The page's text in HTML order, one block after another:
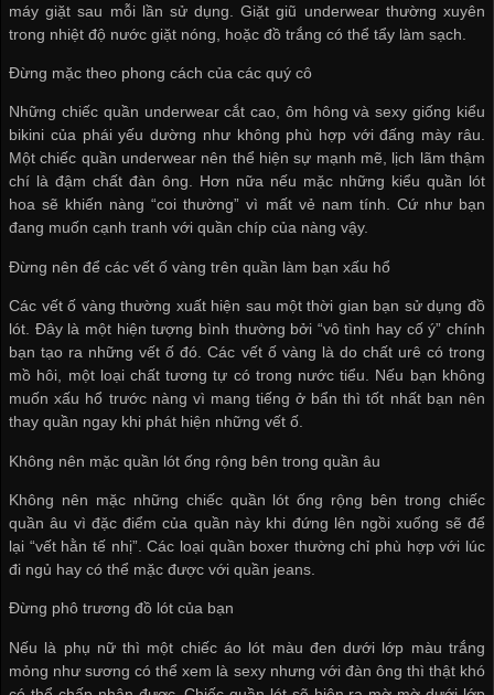
máy giặt sau mỗi lần sử dụng. Giặt giũ underwear thường xuyên
trong nhiệt độ nước giặt nóng, hoặc đồ trắng có thể tẩy làm sạch.
Đừng mặc theo phong cách của các quý cô
Những chiếc quần underwear cắt cao, ôm hông và sexy giống kiểu
bikini của phái yếu dường như không phù hợp với đấng mày râu.
Một chiếc quần underwear nên thể hiện sự mạnh mẽ, lịch lãm thậm
chí là đậm chất đàn ông. Hơn nữa nếu mặc những kiểu quần lót
hoa sẽ khiến nàng “coi thường” vì mất vẻ nam tính. Cứ như bạn
đang muốn cạnh tranh với quần chíp của nàng vậy.
Đừng nên để các vết ố vàng trên quần làm bạn xấu hổ
Các vết ố vàng thường xuất hiện sau một thời gian bạn sử dụng đồ
lót. Đây là một hiện tượng bình thường bởi “vô tình hay cố ý” chính
bạn tạo ra những vết ố đó. Các vết ố vàng là do chất urê có trong
mồ hôi, một loại chất tương tự có trong nước tiểu. Nếu bạn không
muốn xấu hổ trước nàng vì mang tiếng ở bẩn thì tốt nhất bạn nên
thay quần ngay khi phát hiện những vết ố.
Không nên mặc quần lót ống rộng bên trong quần âu
Không nên mặc những chiếc quần lót ống rộng bên trong chiếc
quần âu vì đặc điểm của quần này khi đứng lên ngồi xuống sẽ để
lại “vết hằn tế nhị”. Các loại quần boxer thường chỉ phù hợp với lúc
đi ngủ hay có thể mặc được với quần jeans.
Đừng phô trương đồ lót của bạn
Nếu là phụ nữ thì một chiếc áo lót màu đen dưới lớp màu trắng
mỏng như sương có thể xem là sexy nhưng với đàn ông thì thật khó